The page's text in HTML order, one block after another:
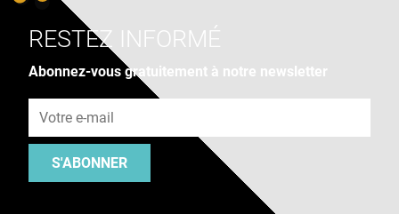
RESTEZ INFORMÉ
Abonnez-vous gratuitement à notre newsletter
S'ABONNER